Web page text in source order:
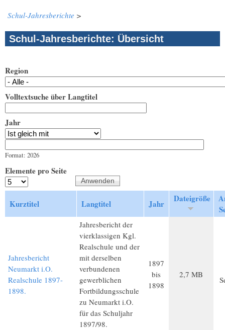
Schul-Jahresberichte >
Schul-Jahresberichte: Übersicht
Region
Volltextsuche über Langtitel
Jahr
Format: 2026
Elemente pro Seite
Kurztitel Langtitel Jahr Dateigröße
Jahresbericht
Neumarkt i.O.
Realschule 1897-
1898.
Jahresbericht der
vierklassigen Kgl.
Realschule und der
mit derselben
verbundenen
gewerblichen
Fortbildungsschule
zu Neumarkt i.O.
für das Schuljahr
1897/98.
1897
bis
1898
2,7 MB